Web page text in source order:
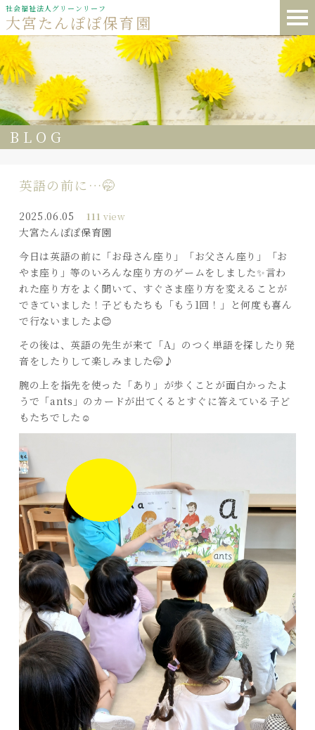
社会福祉法人グリーンリーフ
大宮たんぽぽ保育園
BLOG
英語の前に…🤭
2025.06.05 111 view
大宮たんぽぽ保育園
今日は英語の前に「お母さん座り」「お父さん座り」「お
やま座り」等のいろんな座り方のゲームをしました✨言わ
れた座り方をよく聞いて、すぐさま座り方を変えることが
できていました！子どもたちも「もう1回！」と何度も喜ん
で行ないましたよ😊
その後は、英語の先生が来て「A」のつく単語を探したり発
音をしたりして楽しみました🤭♪
腕の上を指先を使った「あり」が歩くことが面白かったよ
うで「ants」のカードが出てくるとすぐに答えている子ど
もたちでした☺️